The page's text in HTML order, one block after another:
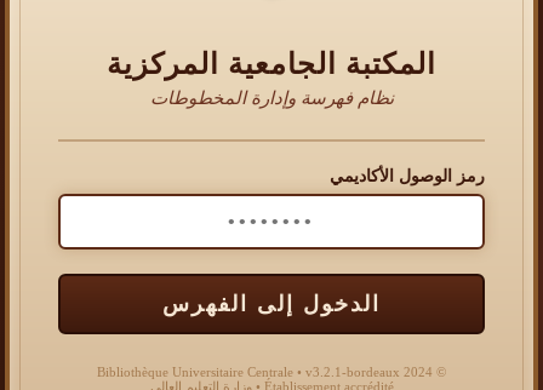
المكتبة الجامعية المركزية
نظام فهرسة وإدارة المخطوطات
رمز الوصول الأكاديمي
الدخول إلى الفهرس
© 2024 Bibliothèque Universitaire Centrale • v3.2.1-bordeaux
Établissement accrédité • وزارة التعليم العالي